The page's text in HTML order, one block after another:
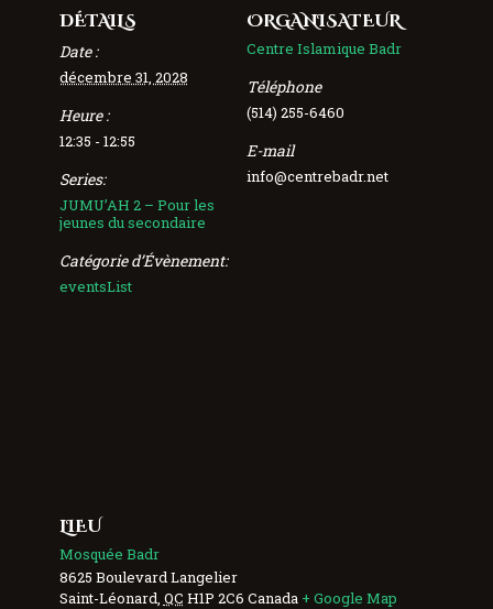
DÉTAILS
Date :
décembre 31, 2028
Heure :
12:35 - 12:55
Series:
JUMU’AH 2 – Pour les
jeunes du secondaire
Catégorie d’Évènement:
eventsList
ORGANISATEUR
Centre Islamique Badr
Téléphone
(514) 255-6460
E-mail
info@centrebadr.net
LIEU
Mosquée Badr
8625 Boulevard Langelier
Saint-Léonard QC H1P 2C6 Canada + Google Map